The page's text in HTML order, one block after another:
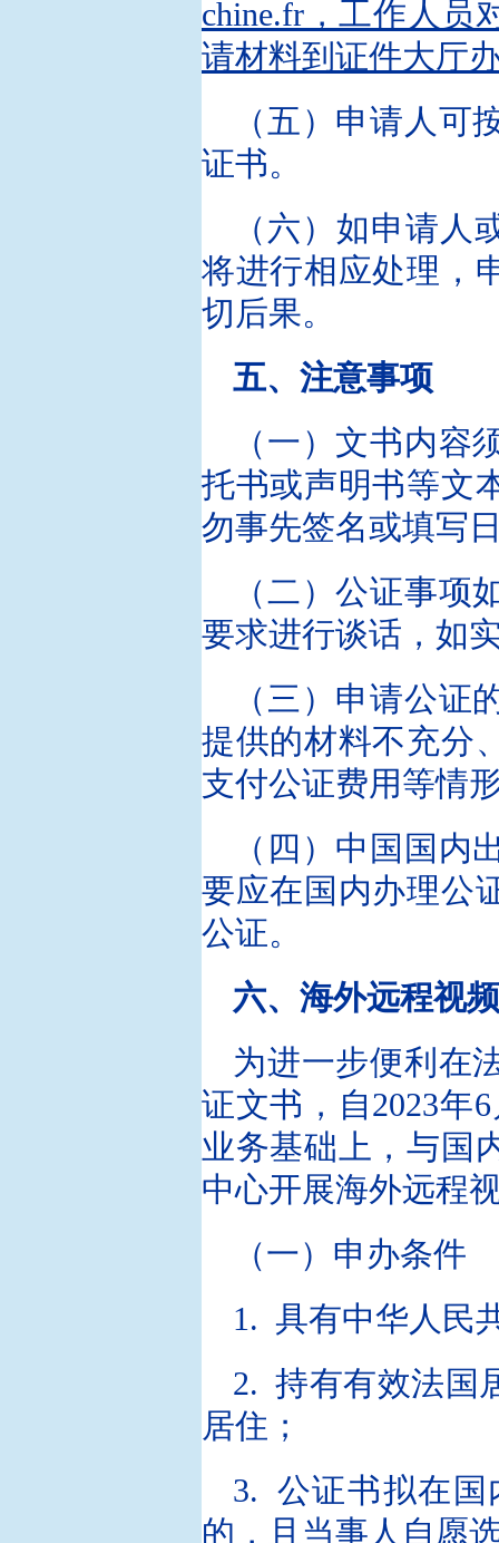
chine.fr，工作人员
请材料到证件大厅
（五）申请人
证书。
（六）如申请
将进行相应处理，
切后果。
五、注意事项
（一）文书内
托书或声明书等文
勿事先签名或填写
（二）公证事
要求进行谈话，如
（三）申请公
提供的材料不充分
支付公证费用等情
（四）中国国
要应在国内办理公
公证。
六、海外远程视
为进一步便利在
证文书，自2023年
业务基础上，与国
中心开展海外远程
（一）申办条件
1. 具有中华人民
2. 持有有效法国
居住；
3. 公证书拟在国
的，且当事人自愿